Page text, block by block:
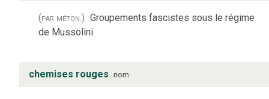
(par méton.) Groupements fascistes sous le régime
de Mussolini.
chemises rouges nom